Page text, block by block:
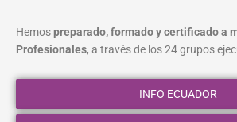
Hemospreparado, formado y certificado a
Profesionales, a través de los 24 grupos
INFO ECUADOR